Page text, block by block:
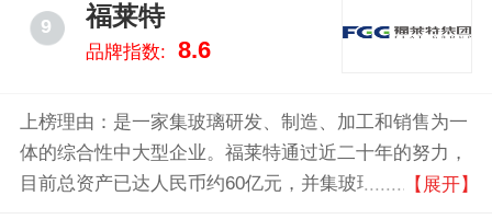
9 福莱特
品牌指数: 8.6
上榜理由：是一家集玻璃研发、制造、加工和销售为一
体的综合性中大型企业。福莱特通过近二十年的努力，
目前总资产已达人民币约60亿元，并集玻璃研发、制造
【展开】